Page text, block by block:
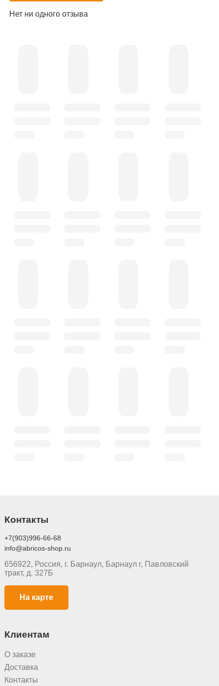
Нет ни одного отзыва
Контакты
+7(903)996-66-68
info@abricos-shop.ru
656922, Россия, г. Барнаул, Барнаул г, Павловский
тракт, д. 327Б
На карте
Клиентам
О заказе
Доставка
Контакты